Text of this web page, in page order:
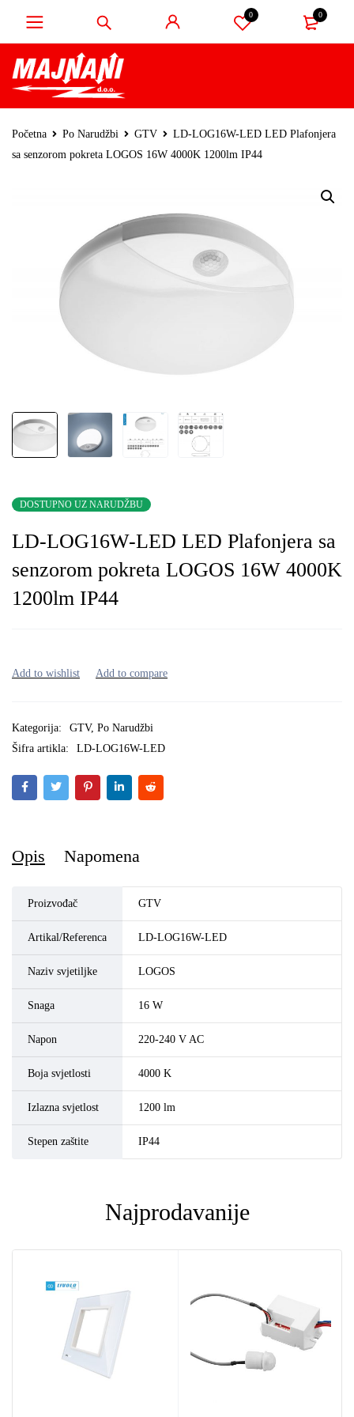
0 0
Početna Po Narudžbi GTV
LD-LOG16W-LED LED Plafonjera
sa senzorom pokreta LOGOS 16W 4000K 1200lm IP44
DOSTUPNO UZ NARUDŽBU
LD-LOG16W-LED LED Plafonjera sa
senzorom pokreta LOGOS 16W 4000K
1200lm IP44
Kategorija: GTV, Po Narudžbi
Šifra artikla:
LD-LOG16W-LED
Opis Napomena
Proizvođač GTV
Artikal/Referenca LD-LOG16W-LED
Naziv svjetiljke LOGOS
Snaga 16 W
Napon 220-240 V AC
Boja svjetlosti 4000 K
Izlazna svjetlost 1200 lm
Stepen zaštite IP44
Najprodavanije